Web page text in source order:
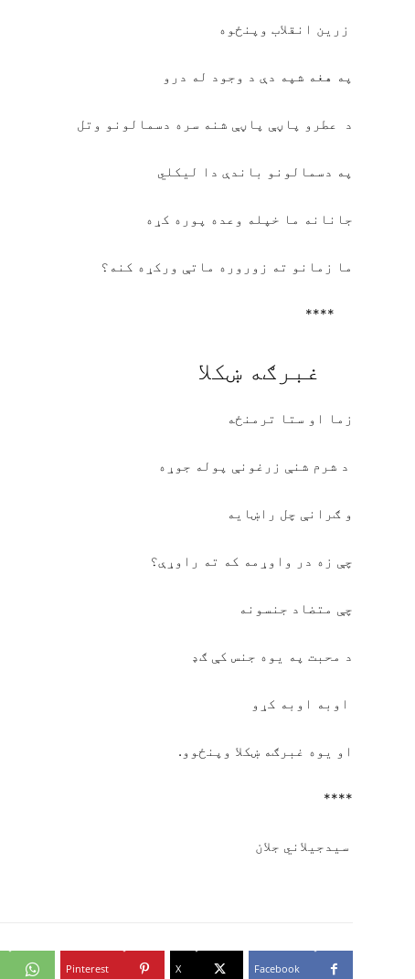
زرین انقلاب وپنځوه
په هغه شپه دې د وجود له درو
د عطرو پاڼې پاڼې شنه سره دسمالونو وتل
په دسمالونو باندې دا لیکلي
جانانه ما خپله وعده پوره کړه
ما زمانو ته زوروره ماتې ورکړه کنه؟
****
غبرګه ښکلا
زما او ستا ترمنځه
د شرم شنې زرغونې پوله جوړه
و ګرانې چل راښایه
چې زه در واوړمه که ته راوړې؟
چې متضاد جنسونه
د محبت په یوه جنس کې ګډ
اوبه اوبه کړو
او یوه غبرګه ښکلا وپنځوو.
****
سیدجیلاني جلان
Facebook
X
Pinterest